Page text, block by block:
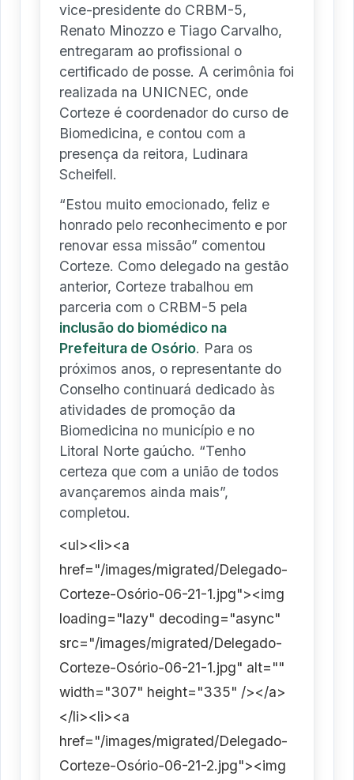
vice-presidente do CRBM-5,
Renato Minozzo e Tiago Carvalho,
entregaram ao profissional o
certificado de posse. A cerimônia foi
realizada na UNICNEC, onde
Corteze é coordenador do curso de
Biomedicina, e contou com a
presença da reitora, Ludinara
Scheifell.
“Estou muito emocionado, feliz e
honrado pelo reconhecimento e por
renovar essa missão” comentou
Corteze. Como delegado na gestão
anterior, Corteze trabalhou em
parceria com o CRBM-5 pela
inclusão do biomédico na
Prefeitura de Osório. Para os
próximos anos, o representante do
Conselho continuará dedicado às
atividades de promoção da
Biomedicina no município e no
Litoral Norte gaúcho. “Tenho
certeza que com a união de todos
avançaremos ainda mais”,
completou.
<ul><li><a
href="/images/migrated/Delegado-
Corteze-Osório-06-21-1.jpg"><img
loading="lazy" decoding="async"
src="/images/migrated/Delegado-
Corteze-Osório-06-21-1.jpg" alt=""
width="307" height="335" /></a>
</li><li><a
href="/images/migrated/Delegado-
Corteze-Osório-06-21-2.jpg"><img